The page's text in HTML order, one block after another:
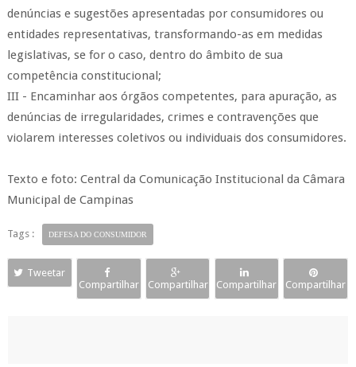
denúncias e sugestões apresentadas por consumidores ou
entidades representativas, transformando-as em medidas
legislativas, se for o caso, dentro do âmbito de sua
competência constitucional;
III - Encaminhar aos órgãos competentes, para apuração, as
denúncias de irregularidades, crimes e contravenções que
violarem interesses coletivos ou individuais dos consumidores.
Texto e foto: Central da Comunicação Institucional da Câmara
Municipal de Campinas
Tags : DEFESA DO CONSUMIDOR
Tweetar
Compartilhar
Compartilhar Compartilhar Compartilhar